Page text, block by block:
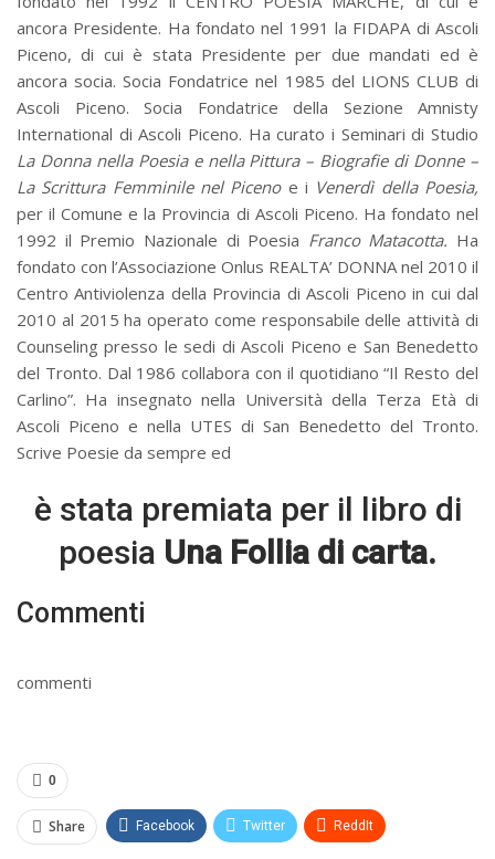
ancora Presidente. Ha fondato nel 1991 la FIDAPA di Ascoli
Piceno, di cui è stata Presidente per due mandati ed è
ancora socia. Socia Fondatrice nel 1985 del LIONS CLUB di
Ascoli Piceno. Socia Fondatrice della Sezione Amnisty
International di Ascoli Piceno. Ha curato i Seminari di Studio
La Donna nella Poesia e nella Pittura – Biografie di Donne –
La Scrittura Femminile nel Piceno e i Venerdì della Poesia,
per il Comune e la Provincia di Ascoli Piceno. Ha fondato nel
1992 il Premio Nazionale di Poesia Franco Matacotta. Ha
fondato con l’Associazione Onlus REALTA’ DONNA nel 2010 il
Centro Antiviolenza della Provincia di Ascoli Piceno in cui dal
2010 al 2015 ha operato come responsabile delle attività di
Counseling presso le sedi di Ascoli Piceno e San Benedetto
del Tronto. Dal 1986 collabora con il quotidiano “Il Resto del
Carlino”. Ha insegnato nella Università della Terza Età di
Ascoli Piceno e nella UTES di San Benedetto del Tronto.
Scrive Poesie da sempre ed
è stata premiata per il libro di
poesia Una Follia di carta.
Commenti
commenti
0
Share Facebook Twitter ReddIt